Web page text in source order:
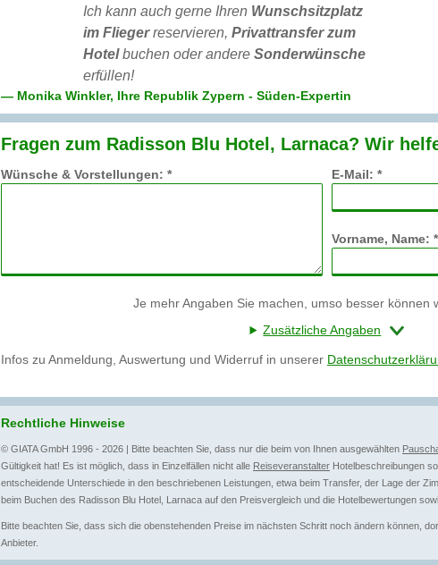
Ich kann auch gerne Ihren Wunschsitzplatz
im Fliegerreservieren, Privattransfer zum
Hotelbuchen oder andere Sonderwünsche
erfüllen!
— Monika Winkler, Ihre Republik Zypern - Süden-Expertin
Fragen zum Radisson Blu Hotel, Larnaca? Wir
Wünsche & Vorstellungen: * E-Mail: *
Vorname, Name: *
Je mehr Angaben Sie machen, umso besser können
Zusätzliche Angaben
Infos zu Anmeldung, Auswertung und Widerruf in unserer
Rechtliche Hinweise
© GIATA GmbH 1996 - 2026 | Bitte beachten Sie, dass nur die beim von Ihnen ausgewählten
Gültigkeit hat! Es ist möglich, dass in Einzelfällen nicht alle Reiseveranstalter Hotelbeschreibungen
entscheidende Unterschiede in den beschriebenen Leistungen, etwa beim Transfer, der Lage der
beim Buchen des Radisson Blu Hotel, Larnaca auf den Preisvergleich und die Hotelbewertungen
Bitte beachten Sie, dass sich die obenstehenden Preise im nächsten Schritt noch ändern können,
Anbieter.